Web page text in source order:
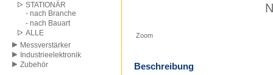
STATIONÄR
- nach Branche
- nach Bauart
ALLE
Messverstärker
Industrieelektronik
Zubehör
Zoom
Beschreibung